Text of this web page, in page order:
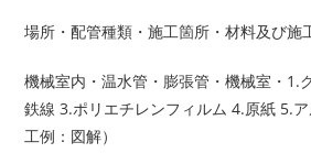
場所・配管種類・施工箇所・材料及び施
機械室内・温水管・膨張管・機械室・1.
鉄線 3.ポリエチレンフィルム 4.原紙 5.
工例：図解）